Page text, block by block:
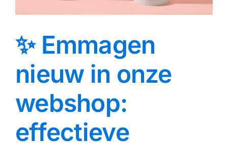
✨ Emmagen
nieuw in onze
webshop:
effectieve